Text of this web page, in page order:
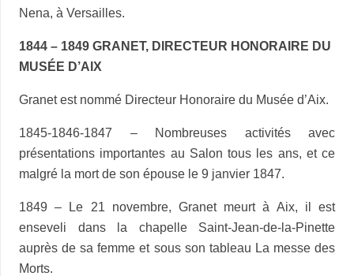
Nena, à Versailles.
1844 – 1849 GRANET, DIRECTEUR HONORAIRE DU
MUSÉE D’AIX
Granet est nommé Directeur Honoraire du Musée d’Aix.
1845-1846-1847 – Nombreuses activités avec
présentations importantes au Salon tous les ans, et ce
malgré la mort de son épouse le 9 janvier 1847.
1849 – Le 21 novembre, Granet meurt à Aix, il est
enseveli dans la chapelle Saint-Jean-de-la-Pinette
auprès de sa femme et sous son tableau La messe des
Morts.